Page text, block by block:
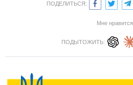
ПОДЕЛИТЬСЯ:
Мне нравится
ПОДЫТОЖИТЬ: